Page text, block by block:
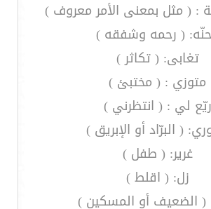
( مثل بمعنى الأمر معروف )
( رحمه وشفقه )
تغابى: ( تكاثر )
متوزي : ( مختبئ )
ريّع لي : ( انتظرني )
( البرّاد أو الإبريق )
غرير: ( طفل )
زل: ( اقلط )
( الضعيف أو المسكين )